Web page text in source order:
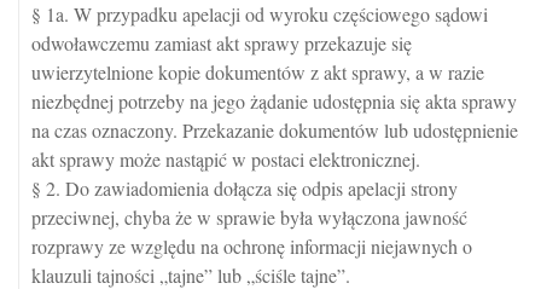
§ 1a. W przypadku apelacji od wyroku częściowego sądowi
odwoławczemu zamiast akt sprawy przekazuje się
uwierzytelnione kopie dokumentów z akt sprawy, a w razie
niezbędnej potrzeby na jego żądanie udostępnia się akta sprawy
na czas oznaczony. Przekazanie dokumentów lub udostępnienie
akt sprawy może nastąpić w postaci elektronicznej.
§ 2. Do zawiadomienia dołącza się odpis apelacji strony
przeciwnej, chyba że w sprawie była wyłączona jawność
rozprawy ze względu na ochronę informacji niejawnych o
klauzuli tajności „tajne” lub „ściśle tajne”.